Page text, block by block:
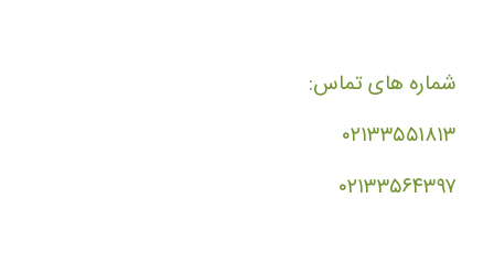
شماره های تماس:
۰۲۱۳۳۵۵۱۸۱۳
۰۲۱۳۳۵۶۴۳۹۷